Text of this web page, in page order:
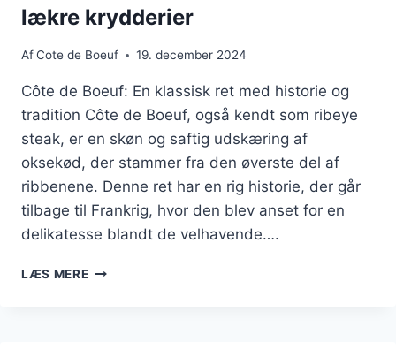
lækre krydderier
AfCote de Boeuf 19. december 2024
Côte de Boeuf: En klassisk ret med historie og
tradition Côte de Boeuf, også kendt som ribeye
steak, er en skøn og saftig udskæring af
oksekød, der stammer fra den øverste del af
ribbenene. Denne ret har en rig historie, der går
tilbage til Frankrig, hvor den blev anset for en
delikatesse blandt de velhavende….
LÆS MERECÔTE